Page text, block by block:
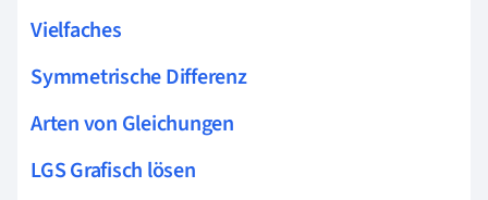
Vielfaches
Symmetrische Differenz
Arten von Gleichungen
LGS Grafisch lösen